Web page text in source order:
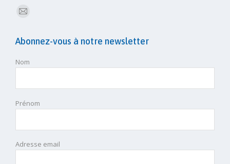
E-
Abonnez-vous à notre newsletter
Nom
Prénom
Adresse email